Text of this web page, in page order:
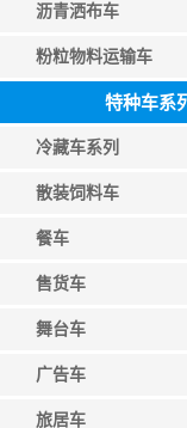
沥青洒布车
粉粒物料运输车
特种车系
冷藏车系列
散装饲料车
餐车
售货车
舞台车
广告车
旅居车